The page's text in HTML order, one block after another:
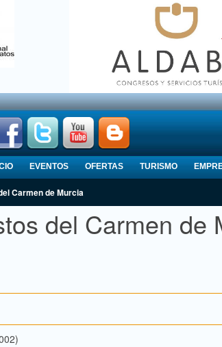
EVENTOS OFERTAS TURISMO
Carmen de Murcia
del Carmen de